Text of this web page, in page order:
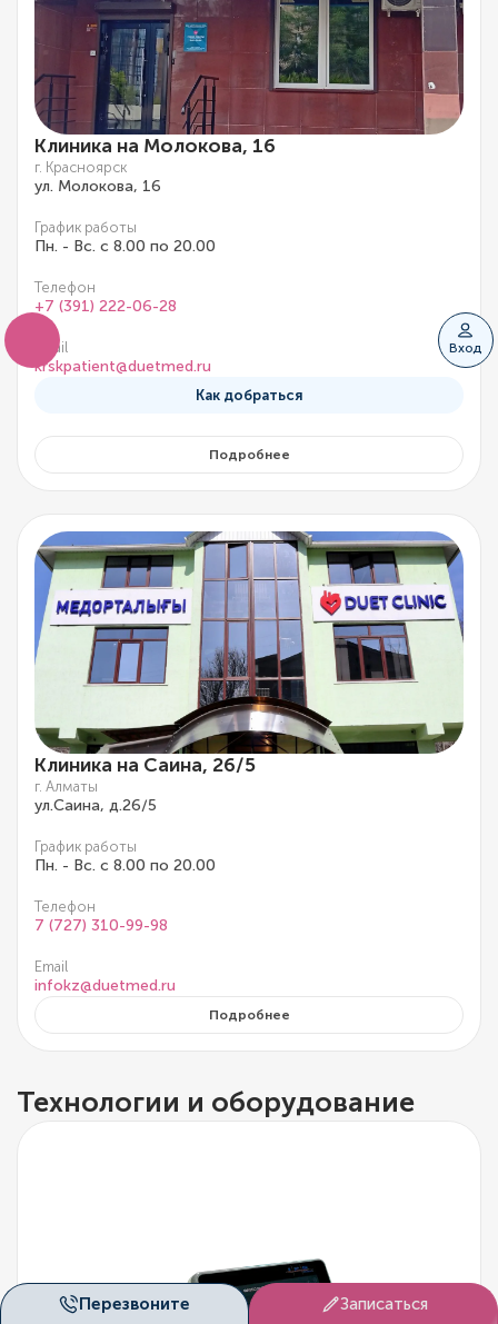
Вход
Перезвоните Записаться
Клиника на Молокова, 16
г. Красноярск
ул. Молокова, 16
График работы
Пн. - Вс. с 8.00 по 20.00
Телефон
+7 (391) 222-06-28
Email
krskpatient@duetmed.ru
Как добраться
Подробнее
Клиника на Саина, 26/5
г. Алматы
ул.Саина, д.26/5
График работы
Пн. - Вс. с 8.00 по 20.00
Телефон
7 (727) 310-99-98
Email
infokz@duetmed.ru
Подробнее
Технологии и оборудование